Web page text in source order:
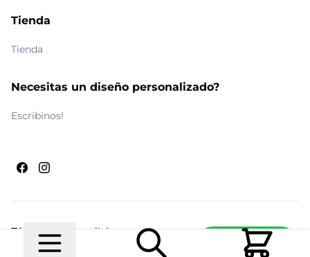
Escribinos
Tienda
Tienda
Necesitas un diseño personalizado?
Escribinos!
© 2026 Maldito RamónRealizado por Ecwid de
Términos y condiciones